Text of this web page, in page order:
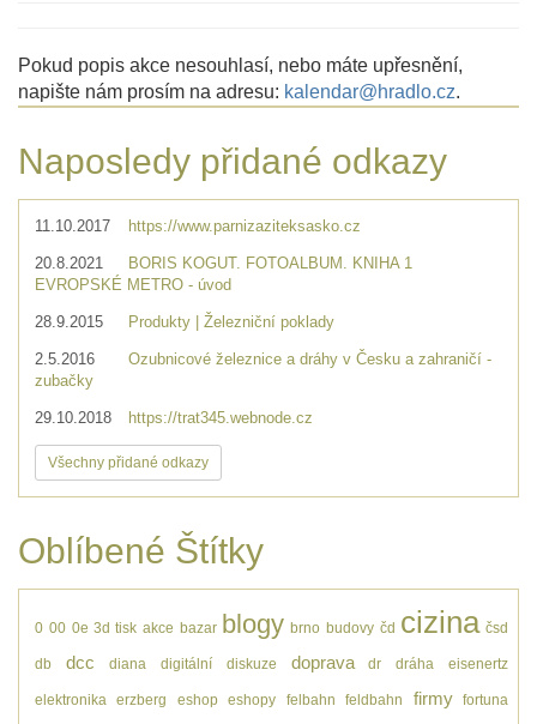
Pokud popis akce nesouhlasí, nebo máte upřesnění,
napište nám prosím na adresu: kalendar@hradlo.cz.
Naposledy přidané odkazy
11.10.2017 https://www.parnizaziteksasko.cz
20.8.2021
BORIS KOGUT. FOTOALBUM. KNIHA 1
EVROPSKÉ METRO - úvod
28.9.2015 Produkty | Železniční poklady
2.5.2016
Ozubnicové železnice a dráhy v Česku a zahraničí -
zubačky
29.10.2018 https://trat345.webnode.cz
Všechny přidané odkazy
Oblíbené Štítky
0 00 0e 3d tisk akce bazar blogy brno budovy čd cizina čsd
db dcc diana digitální diskuze doprava dr dráha eisenertz
elektronika erzberg eshop eshopy felbahn feldbahn firmy fortuna